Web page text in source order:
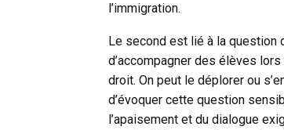
l’immigration.
Le second est lié à la question
d’accompagner des élèves lors
droit. On peut le déplorer ou
d’évoquer cette question
l’apaisement et du dialogue